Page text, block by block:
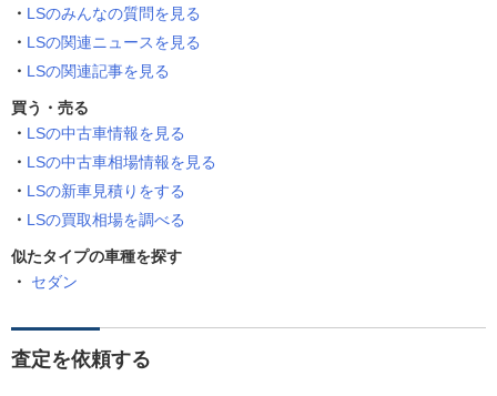
LSのみんなの質問を見る
LSの関連ニュースを見る
LSの関連記事を見る
買う・売る
LSの中古車情報を見る
LSの中古車相場情報を見る
LSの新車見積りをする
LSの買取相場を調べる
似たタイプの車種を探す
セダン
査定を依頼する